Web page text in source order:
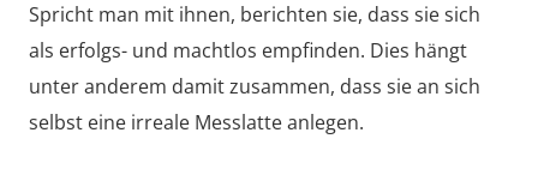
Spricht man mit ihnen, berichten sie, dass sie sich
als erfolgs- und machtlos empfinden. Dies hängt
unter anderem damit zusammen, dass sie an sich
selbst eine irreale Messlatte anlegen.